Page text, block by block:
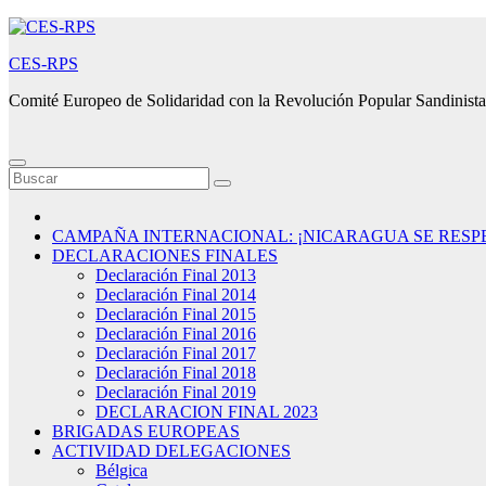
Saltar
contenido
CES-RPS
Comité Europeo de Solidaridad con la Revolución Popular Sandinista
CAMPAÑA INTERNACIONAL: ¡NICARAGUA SE
DECLARACIONES FINALES
Declaración Final 2013
Declaración Final 2014
Declaración Final 2015
Declaración Final 2016
Declaración Final 2017
Declaración Final 2018
Declaración Final 2019
DECLARACION FINAL 2023
BRIGADAS EUROPEAS
ACTIVIDAD DELEGACIONES
Bélgica